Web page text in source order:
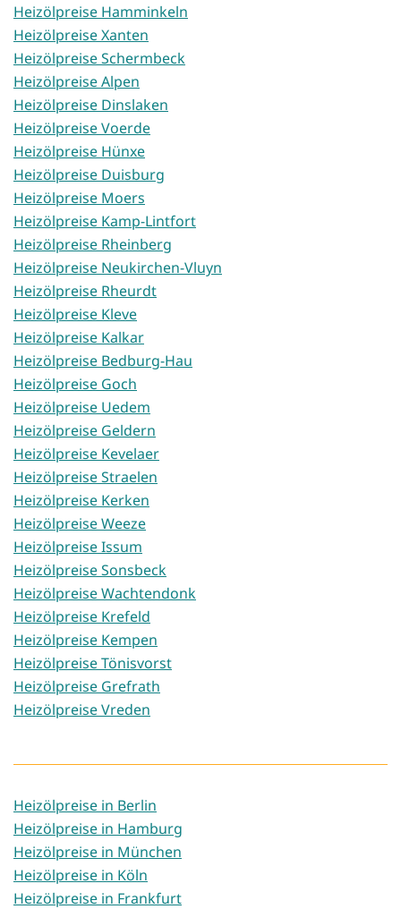
Heizölpreise Hamminkeln
Heizölpreise Xanten
Heizölpreise Schermbeck
Heizölpreise Alpen
Heizölpreise Dinslaken
Heizölpreise Voerde
Heizölpreise Hünxe
Heizölpreise Duisburg
Heizölpreise Moers
Heizölpreise Kamp-Lintfort
Heizölpreise Rheinberg
Heizölpreise Neukirchen-Vluyn
Heizölpreise Rheurdt
Heizölpreise Kleve
Heizölpreise Kalkar
Heizölpreise Bedburg-Hau
Heizölpreise Goch
Heizölpreise Uedem
Heizölpreise Geldern
Heizölpreise Kevelaer
Heizölpreise Straelen
Heizölpreise Kerken
Heizölpreise Weeze
Heizölpreise Issum
Heizölpreise Sonsbeck
Heizölpreise Wachtendonk
Heizölpreise Krefeld
Heizölpreise Kempen
Heizölpreise Tönisvorst
Heizölpreise Grefrath
Heizölpreise Vreden
Heizölpreise in Berlin
Heizölpreise in Hamburg
Heizölpreise in München
Heizölpreise in Köln
Heizölpreise in Frankfurt